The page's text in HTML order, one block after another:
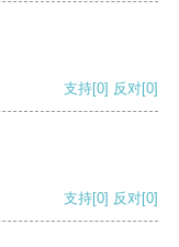
支持[0] 反对[0]
支持[0] 反对[0]